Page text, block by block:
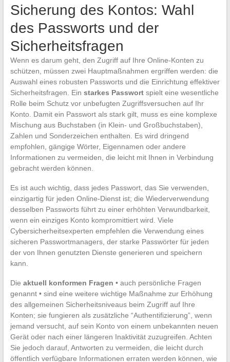
Sicherung des Kontos: Wahl
des Passworts und der
Sicherheitsfragen
Wenn es darum geht, den Zugriff auf Ihre Online-Konten zu
schützen, müssen zwei Hauptmaßnahmen ergriffen werden: die
Auswahl eines robusten Passworts und die Einrichtung effektiver
Sicherheitsfragen. Ein starkes Passwortspielt eine wesentliche
Rolle beim Schutz vor unbefugten Zugriffsversuchen auf Ihr
Konto. Damit ein Passwort als stark gilt, muss es eine komplexe
Mischung aus Buchstaben (in Klein- und Großbuchstaben),
Zahlen und Sonderzeichen enthalten. Es wird dringend
empfohlen, gängige Wörter, Eigennamen oder andere
Informationen zu vermeiden, die leicht mit Ihnen in Verbindung
gebracht werden können.
Es ist auch wichtig, dass jedes Passwort, das Sie verwenden,
einzigartig für jeden Online-Dienst ist; die Wiederverwendung
desselben Passworts führt zu einer erhöhten Verwundbarkeit,
wenn ein einziges Konto kompromittiert wird. Viele
Cybersicherheitsexperten empfehlen die Verwendung eines
sicheren Passwortmanagers, der starke Passwörter für jeden
der von Ihnen genutzten Dienste generieren und speichern
kann.
Die aktuell konformen Fragen • auch persönliche Fragen
genannt • sind eine weitere wichtige Maßnahme zur Erhöhung
des allgemeinen Sicherheitsniveaus beim Zugriff auf Ihre
Konten; sie fungieren als zusätzliche “Authentifizierung”, wenn
jemand versucht, auf sein Konto von einem unbekannten neuen
Gerät oder nach einer längeren Inaktivität zuzugreifen. Achten
Sie jedoch darauf, Antworten zu vermeiden, die leicht durch
öffentlich verfügbare Informationen erraten werden können, wie